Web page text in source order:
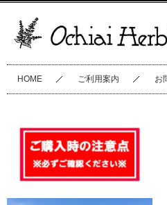
HOME ご利用案内 お